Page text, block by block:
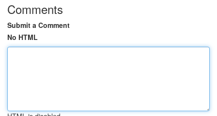
Comments
Submit a Comment
No HTML